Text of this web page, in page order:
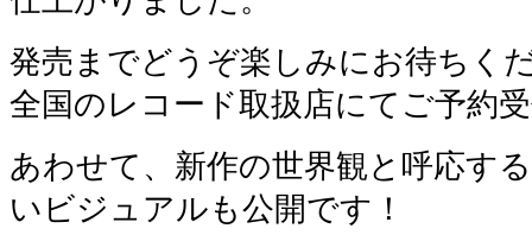
発売までどうぞ楽しみにお待ちく
全国のレコード取扱店にてご予約
あわせて、新作の世界観と呼応す
いビジュアルも公開です！